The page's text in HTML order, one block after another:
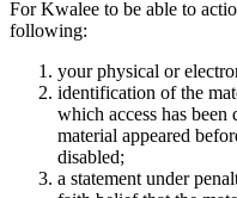
For Kwalee to be able to
following:
your physical or
identification of the
which access has
material appeared
disabled;
a statement under